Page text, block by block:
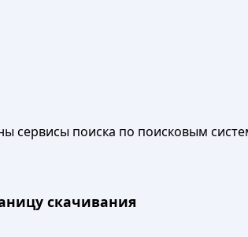
сервисы поиска по поисковым
скачивания